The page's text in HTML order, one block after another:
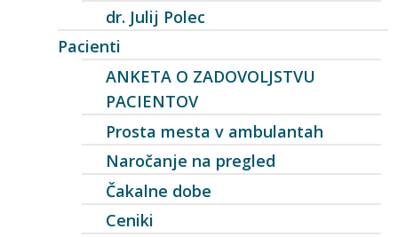
dr. Julij Polec
Pacienti
ANKETA O ZADOVOLJSTVU
PACIENTOV
Prosta mesta v ambulantah
Naročanje na pregled
Čakalne dobe
Ceniki